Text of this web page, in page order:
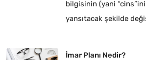
bilgisinin (yani
yansıtacak şekilde
İmar Planı Nedir?